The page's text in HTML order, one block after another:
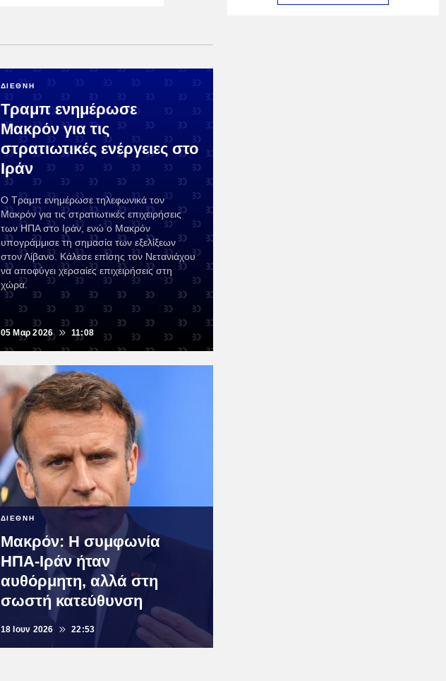
ΔΙΕΘΝΗ
Τραμπ ενημέρωσε
Μακρόν για τις
στρατιωτικές ενέργειες στο
Ιράν
Ο Τραμπ ενημέρωσε τηλεφωνικά τον
Μακρόν για τις στρατιωτικές επιχειρήσεις
των ΗΠΑ στο Ιράν, ενώ ο Μακρόν
υπογράμμισε τη σημασία των εξελίξεων
στον Λίβανο. Κάλεσε επίσης τον Νετανιάχου
να αποφύγει χερσαίες επιχειρήσεις στη
χώρα.
05 Μαρ 2026 11:08
ΔΙΕΘΝΗ
Μακρόν: Η συμφωνία
ΗΠΑ-Ιράν ήταν
αυθόρμητη, αλλά στη
σωστή κατεύθυνση
18 Ιουν 2026 22:53